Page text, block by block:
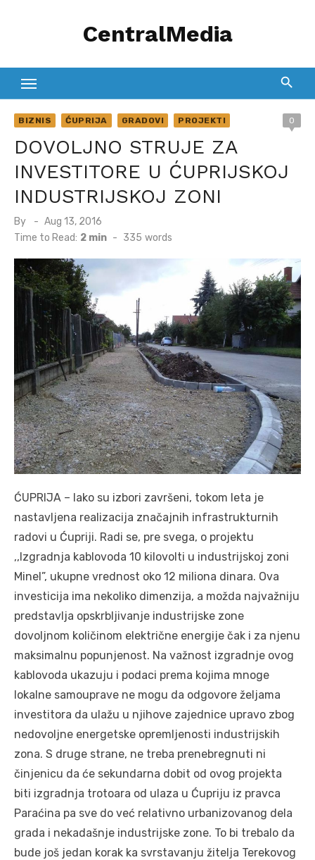
CentralMedia
BIZNIS ĆUPRIJA GRADOVI PROJEKTI 0
DOVOLJNO STRUJE ZA
INVESTITORE U ĆUPRIJSKOJ
INDUSTRIJSKOJ ZONI
By
Posted
on
Aug 13, 2016
Time to Read: 2 min - 335 words
ĆUPRIJA – Iako su izbori završeni, tokom leta je
nastavljena realizacija značajnih infrastrukturnih
radovi u Ćupriji. Radi se, pre svega, o projektu
,,Izgradnja kablovoda 10 kilovolti u industrijskoj zoni
Minel”, ukupne vrednost oko 12 miliona dinara. Ova
investicija ima nekoliko dimenzija, a možda najvažniju
predstavlja opskrbljivanje industrijske zone
dovoljnom količinom električne energije čak i za njenu
maksimalnu popunjenost. Na važnost izgradnje ovog
kablovoda ukazuju i podaci prema kojima mnoge
lokalne samouprave ne mogu da odgovore željama
investitora da ulažu u njihove zajednice upravo zbog
nedovoljne energetske opremljenosti industrijskih
zona. S druge strane, ne treba prenebregnuti ni
činjenicu da će sekundarna dobit od ovog projekta
biti izgradnja trotoara od ulaza u Ćupriju iz pravca
Paraćina pa sve do već relativno urbanizovanog dela
grada i nekadašnje industrijske zone. To bi trebalo da
bude još jedan korak ka svrstavanju žitelja Terekovog